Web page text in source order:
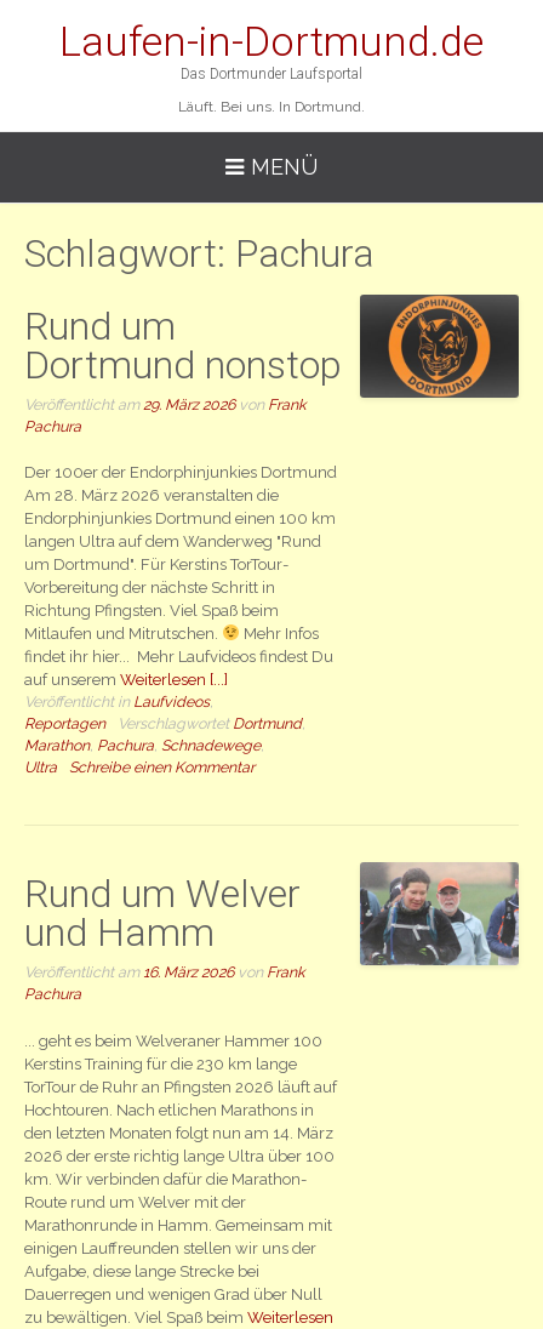
Laufen-in-Dortmund.de
Das Dortmunder Laufsportal
Läuft. Bei uns. In Dortmund.
MENÜ
Schlagwort: Pachura
Rund um
Dortmund nonstop
Veröffentlicht am 29. März 2026von Frank
Pachura
Der 100er der Endorphinjunkies Dortmund
Am 28. März 2026 veranstalten die
Endorphinjunkies Dortmund einen 100 km
langen Ultra auf dem Wanderweg "Rund
um Dortmund". Für Kerstins TorTour-
Vorbereitung der nächste Schritt in
Richtung Pfingsten. Viel Spaß beim
Mitlaufen und Mitrutschen.
Mehr Infos
findet ihr hier... Mehr Laufvideos findest Du
auf unseremWeiterlesen [...]
Veröffentlicht in Laufvideos,
Reportagen
Verschlagwortet Dortmund,
Marathon, Pachura, Schnadewege,
Ultra
Schreibe einen Kommentar
Rund um Welver
und Hamm
Veröffentlicht am 16. März 2026von Frank
Pachura
... geht es beim Welveraner Hammer 100
Kerstins Training für die 230 km lange
TorTour de Ruhr an Pfingsten 2026 läuft auf
Hochtouren. Nach etlichen Marathons in
den letzten Monaten folgt nun am 14. März
2026 der erste richtig lange Ultra über 100
km. Wir verbinden dafür die Marathon-
Route rund um Welver mit der
Marathonrunde in Hamm. Gemeinsam mit
einigen Lauffreunden stellen wir uns der
Aufgabe, diese lange Strecke bei
Dauerregen und wenigen Grad über Null
zu bewältigen. Viel Spaß beimWeiterlesen